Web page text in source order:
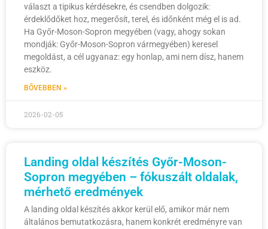
választ a tipikus kérdésekre, és csendben dolgozik:
érdeklődőket hoz, megerősít, terel, és időnként még el is ad.
Ha Győr-Moson-Sopron megyében (vagy, ahogy sokan
mondják: Győr-Moson-Sopron vármegyében) keresel
megoldást, a cél ugyanaz: egy honlap, ami nem dísz, hanem
eszköz.
BŐVEBBEN »
2026-02-05
Landing oldal készítés Győr-Moson-
Sopron megyében – fókuszált oldalak,
mérhető eredmények
A landing oldal készítés akkor kerül elő, amikor már nem
általános bemutatkozásra, hanem konkrét eredményre van